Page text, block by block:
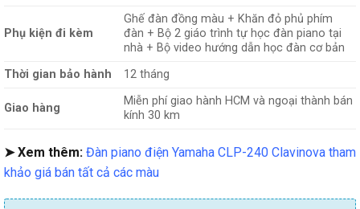
Phụ kiện đi kèm
Ghế đàn đồng màu + Khăn đỏ phủ phím
đàn + Bộ 2 giáo trình tự học đàn piano tại
nhà + Bộ video hướng dẫn học đàn cơ bản
Thời gian bảo hành
12 tháng
Giao hàng
Miễn phí giao hành HCM và ngoại thành bán
kính 30 km
➤ Xem thêm: Đàn piano điện Yamaha CLP-240 Clavinova tham
khảo giá bán tất cả các màu